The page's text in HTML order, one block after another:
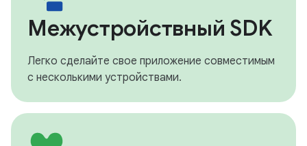
Межустройствный SDK
Легко сделайте свое приложение совместимым
с несколькими устройствами.